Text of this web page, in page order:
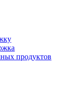
продуктов